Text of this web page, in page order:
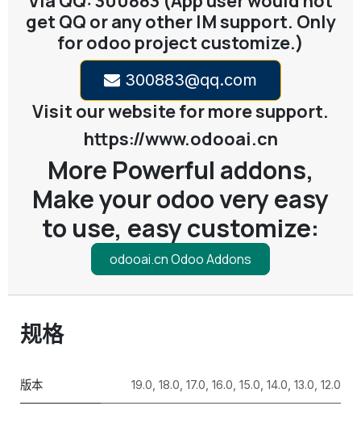
get QQ or any other IM support. Only
for odoo project customize.)
300883@qq.com
Visit our website for more support.
https://www.odooai.cn
More Powerful addons,
Make your odoo very easy
to use, easy customize:
odooai.cn Odoo Addons
规格
版本 19.0 18.0 17.0 16.0 15.0 14.0 13.0 12.0